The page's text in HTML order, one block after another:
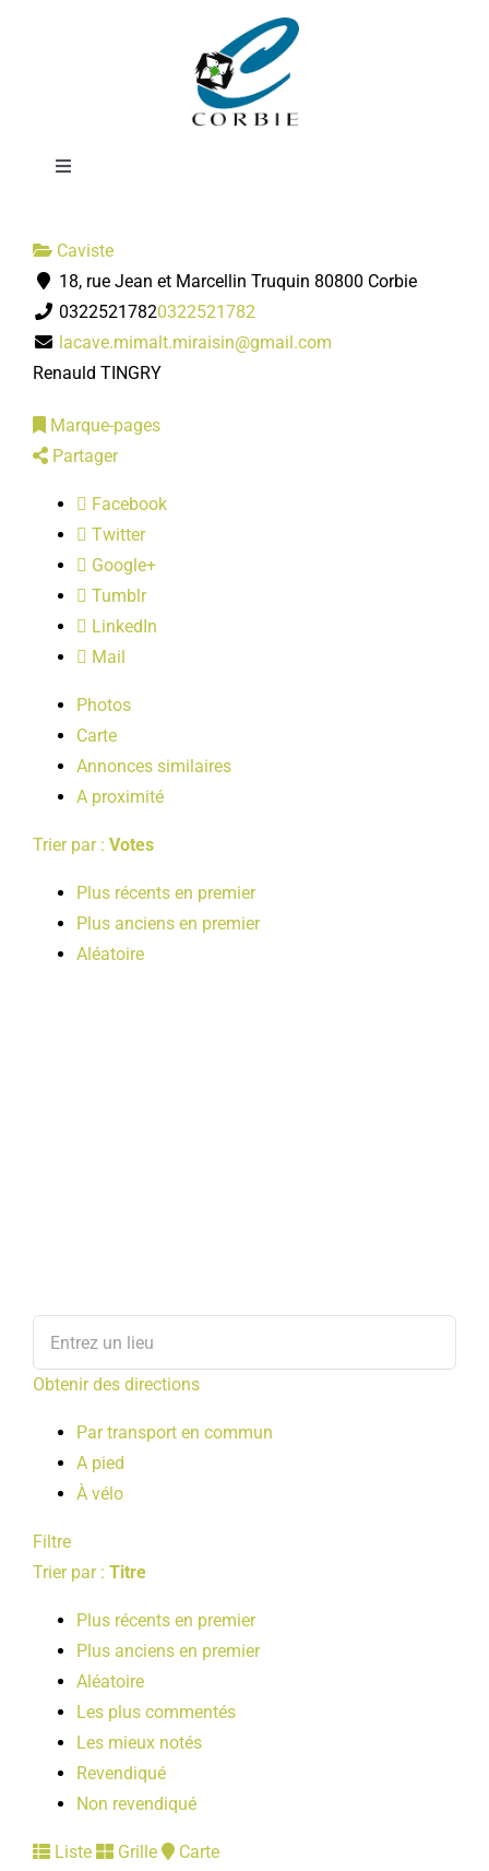
Toggle
DÉMARCHES ADMINISTRATIVES
SERVICES MUNICIPAUX
PRATIQUE
LOISIRS
PUBLICATIONS
La cave Mi-Malt
Mi-Raisin
Caviste
18, rue Jean et Marcellin Truquin 80800 Corbie
03225217820322521782
lacave.mimalt.miraisin@gmail.com
Renauld TINGRY
Marque-pages
Partager
Facebook
Twitter
Google+
Tumblr
LinkedIn
Mail
Photos
Carte
Annonces similaires
A proximité
Trier par : Votes
Plus récents en premier
Plus anciens en premier
Aléatoire
Obtenir des directions
Par transport en commun
A pied
À vélo
Filtre
Trier par : Titre
Plus récents en premier
Plus anciens en premier
Aléatoire
Les plus commentés
Les mieux notés
Revendiqué
Non revendiqué
Liste Grille
Carte